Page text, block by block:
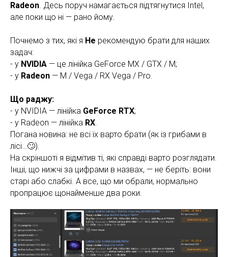
Radeon. Десь поруч намагається підтягнутися Intel,
але поки що ні — рано йому.
Почнемо з тих, які я Не рекомендую брати для наших
задач:
- у NVIDIA — це лінійка GeForce MX / GTX / M;
- у Radeon — M / Vega / RX Vega / Pro.
Що раджу:
- у NVIDIA — лінійка GeForce RTX;
- у Radeon — лінійка RX.
Погана новина: не всі їх варто брати (як із грибами в
лісі…🙄).
На скріншоті я відмітив ті, які справді варто розглядати.
Інші, що нижчі за цифрами в назвах, — не беріть: вони
старі або слабкі. А все, що ми обрали, нормально
пропрацює щонайменше два роки.